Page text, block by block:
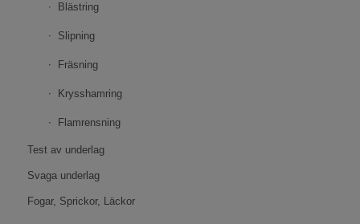
Blästring
Slipning
Fräsning
Krysshamring
Flamrensning
Test av underlag
Svaga underlag
Fogar, Sprickor, Läckor